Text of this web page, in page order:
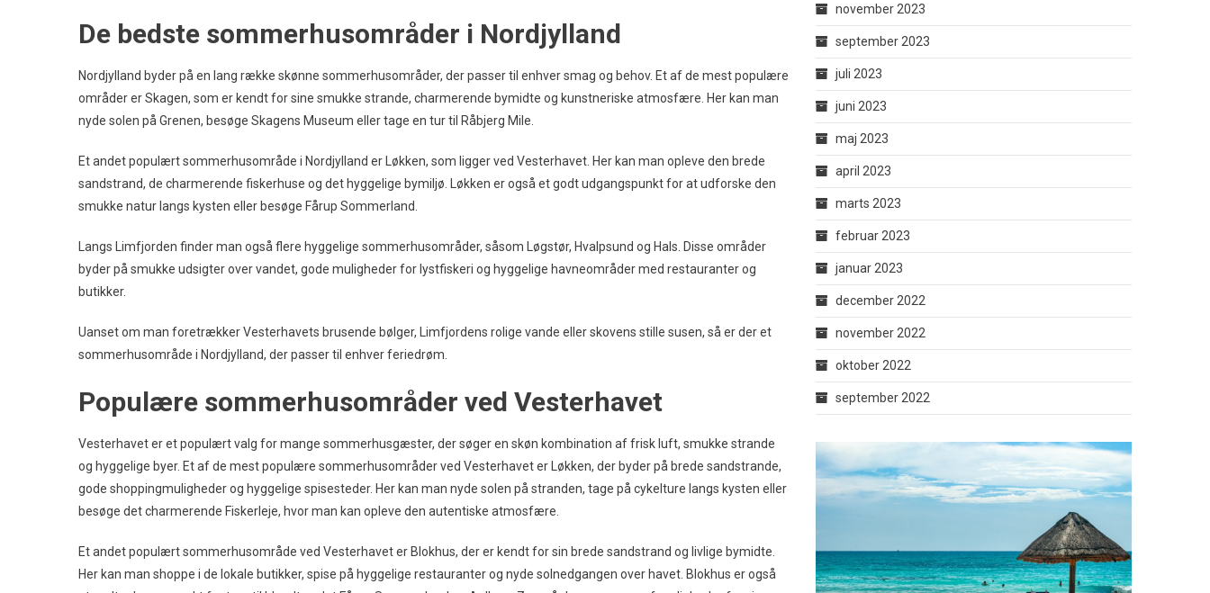
De bedste sommerhusområder i Nordjylland
Nordjylland byder på en lang række skønne sommerhusområder, der passer til enhver smag og behov. Et af de mest populære
områder er Skagen, som er kendt for sine smukke strande, charmerende bymidte og kunstneriske atmosfære. Her kan man
nyde solen på Grenen, besøge Skagens Museum eller tage en tur til Råbjerg Mile.
Et andet populært sommerhusområde i Nordjylland er Løkken, som ligger ved Vesterhavet. Her kan man opleve den brede
sandstrand, de charmerende fiskerhuse og det hyggelige bymiljø. Løkken er også et godt udgangspunkt for at udforske den
smukke natur langs kysten eller besøge Fårup Sommerland.
Langs Limfjorden finder man også flere hyggelige sommerhusområder, såsom Løgstør, Hvalpsund og Hals. Disse områder
byder på smukke udsigter over vandet, gode muligheder for lystfiskeri og hyggelige havneområder med restauranter og
butikker.
Uanset om man foretrækker Vesterhavets brusende bølger, Limfjordens rolige vande eller skovens stille susen, så er der et
sommerhusområde i Nordjylland, der passer til enhver feriedrøm.
Populære sommerhusområder ved Vesterhavet
Vesterhavet er et populært valg for mange sommerhusgæster, der søger en skøn kombination af frisk luft, smukke strande
og hyggelige byer. Et af de mest populære sommerhusområder ved Vesterhavet er Løkken, der byder på brede sandstrande,
gode shoppingmuligheder og hyggelige spisesteder. Her kan man nyde solen på stranden, tage på cykelture langs kysten eller
besøge det charmerende Fiskerleje, hvor man kan opleve den autentiske atmosfære.
Et andet populært sommerhusområde ved Vesterhavet er Blokhus, der er kendt for sin brede sandstrand og livlige bymidte.
Her kan man shoppe i de lokale butikker, spise på hyggelige restauranter og nyde solnedgangen over havet. Blokhus er også
november 2023
september 2023
juli 2023
juni 2023
maj 2023
april 2023
marts 2023
februar 2023
januar 2023
december 2022
november 2022
oktober 2022
september 2022